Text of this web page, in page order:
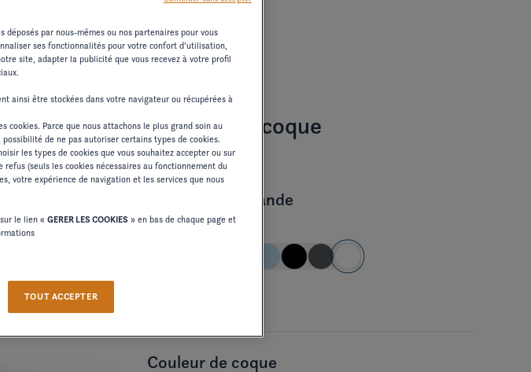
CHANGER DE MODÈLE
Couleur de coque
Couleur de la bande
Couleur de coque
par nous-mêmes ou nos partenaires pour vous
ses fonctionnalités pour votre confort d’utilisation,
site, adapter la publicité que vous recevez à votre profil
ainsi être stockées dans votre navigateur ou récupérées à
cookies. Parce que nous attachons le plus grand soin au
de ne pas autoriser certains types de cookies.
les types de cookies que vous souhaitez accepter ou sur
refus (seuls les cookies nécessaires au fonctionnement du
votre expérience de navigation et les services que nous
le lien « GERER LES COOKIES » en bas de chaque page et
TOUT ACCEPTER